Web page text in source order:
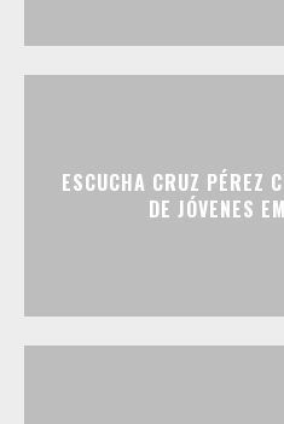
ESCUCHA CRUZ PÉREZ
DE JÓVENES